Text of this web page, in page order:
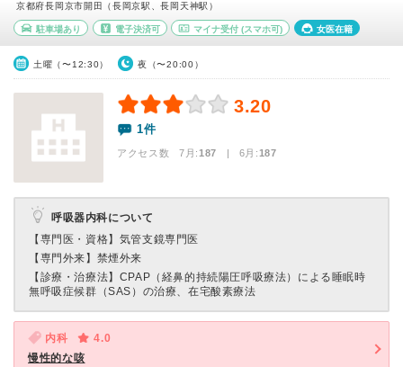
京都府長岡京市開田（長岡京駅、長岡天神駅）
駐車場あり 電子決済可 マイナ受付 (スマホ可) 女医在籍
土曜（〜12:30） 夜（〜20:00）
3.20
1件
アクセス数 7月:187 | 6月:187
呼吸器内科について
【専門医・資格】 気管支鏡専門医
【専門外来】 禁煙外来
【診療・治療法】 CPAP（経鼻的持続陽圧呼吸療法）による睡眠時
無呼吸症候群（SAS）の治療、在宅酸素療法
内科
4.0
慢性的な咳